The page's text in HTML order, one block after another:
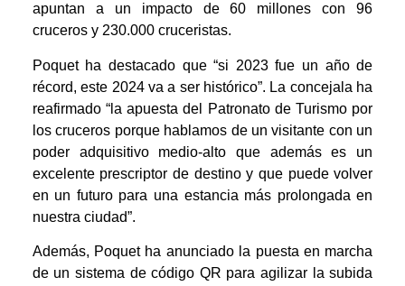
apuntan a un impacto de 60 millones con 96
cruceros y 230.000 cruceristas.
Poquet ha destacado que “si 2023 fue un año de
récord, este 2024 va a ser histórico”. La concejala ha
reafirmado “la apuesta del Patronato de Turismo por
los cruceros porque hablamos de un visitante con un
poder adquisitivo medio-alto que además es un
excelente prescriptor de destino y que puede volver
en un futuro para una estancia más prolongada en
nuestra ciudad”.
Además, Poquet ha anunciado la puesta en marcha
de un sistema de código QR para agilizar la subida